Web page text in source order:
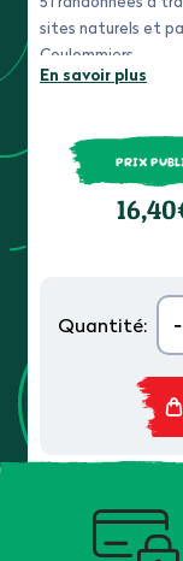
sites naturels et
Coulommiers...
En savoir plus
PRIX
Quantité: -